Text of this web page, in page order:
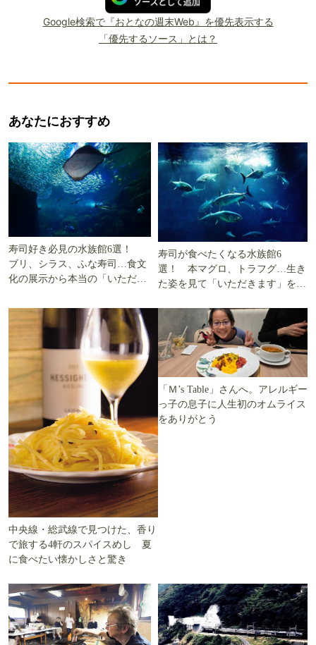
Google検索で『おとなの週末Web』を優先表示する
「優先するソース」とは？
あなたにおすすめ
寿司好き必見の水族館6選！
ブリ、シラス、ふな寿司…食文
化の展示から本当の「いただき
寿司が食べたくなる水族館6
選！ 本マグロ、トラフグ…生き
た姿を見て「いただきます」を考
中央線・総武線で見つけた、香り
で旅する4軒のスパイスめし 夏
に食べたい懐かしさと驚き
「Ｍ’s Table」さんへ。アレルギー
っ子の息子に人生初のオムライス
をありがとう